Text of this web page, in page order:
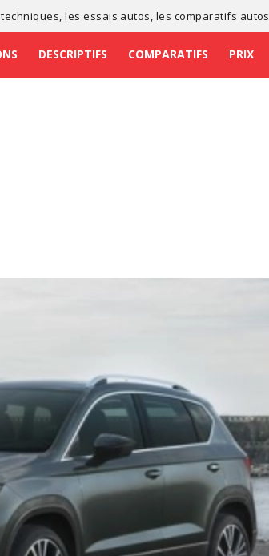
, lesessais autos , les comparatifs autos
DESCRIPTIFS COMPARATIFS PRIX